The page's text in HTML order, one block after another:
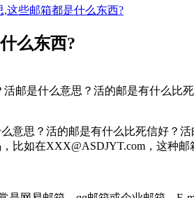
这些邮箱都是什么东西?
么东西?
邮是什么意思？活的邮是有什么比
意思？活的邮是有什么比死信好？
比如在XXX@ASDJYT.com，这种邮